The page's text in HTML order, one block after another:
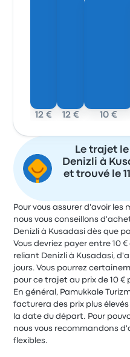
12 € 12 € 10 €
Le trajet
Denizli à
et trouvé le
Pour vous assurer d'avoir les
nous vous conseillons
Denizli à Kusadasi dès que
Vous devriez payer entre 10
reliant Denizli à Kusadasi,
jours. Vous pourrez
pour ce trajet au prix de 10 €
En général, Pamukkale
facturera des prix plus
la date du départ. Pour
nous vous recommandons
flexibles.